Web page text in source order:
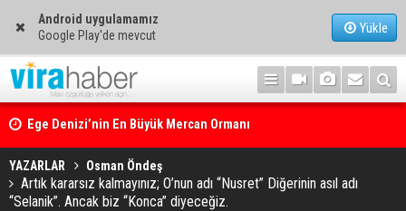
Android uygulamamız
Google Play'de mevcut
Yükle
Ege Denizi’nin En Büyük Mercan Ormanı
YAZARLAR Osman Öndeş
Artık kararsız kalmayınız; O’nun adı “Nusret” Diğerinin asıl adı
“Selanik”. Ancak biz “Konca” diyeceğiz.